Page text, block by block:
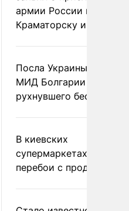
армии России к
Краматорску и
Посла Украины
МИД Болгарии из-за
рухнувшего
В киевских
супермаркетах
перебои с продуктами